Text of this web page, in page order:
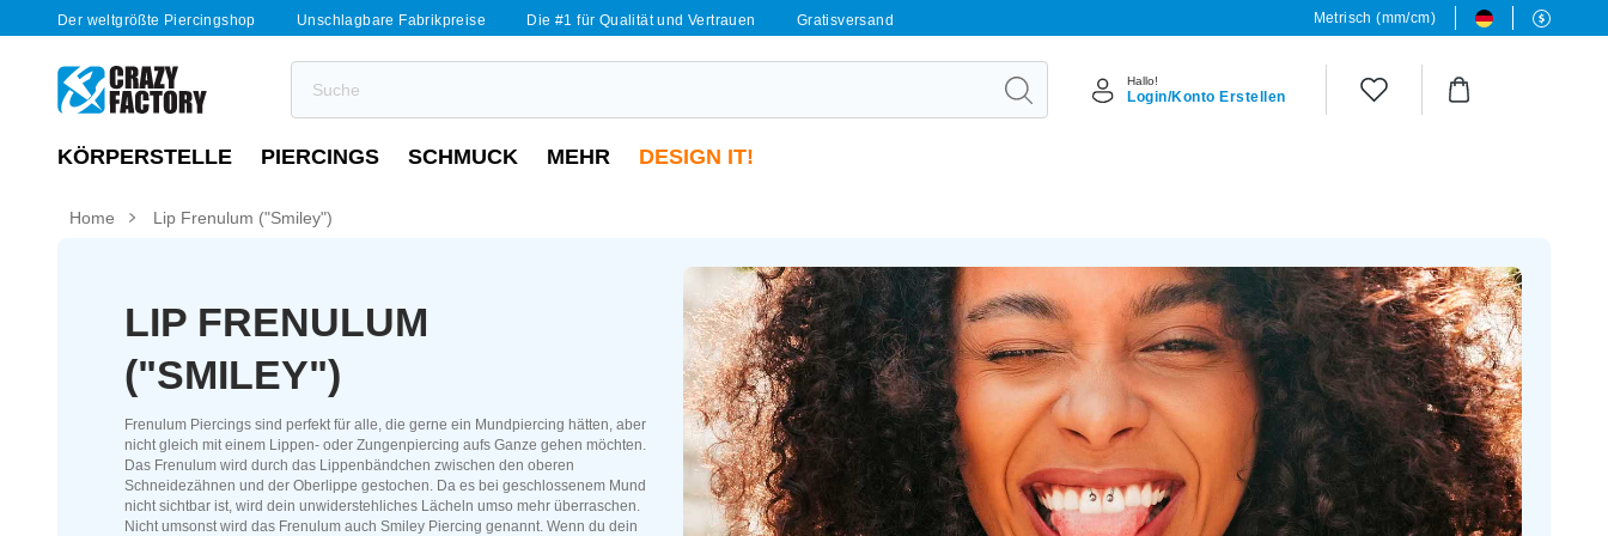
Der weltgrößte Piercingshop Unschlagbare Fabrikpreise Die #1 für Qualität und Vertrauen Gratisversand Metrisch (mm/cm)
Hallo!
Login/Konto Erstellen
KÖRPERSTELLE PIERCINGS SCHMUCK MEHR DESIGN IT!
Home Lip Frenulum ("Smiley")
LIP FRENULUM
("SMILEY")
Frenulum Piercings sind perfekt für alle, die gerne ein Mundpiercing hätten, aber
nicht gleich mit einem Lippen- oder Zungenpiercing aufs Ganze gehen möchten.
Das Frenulum wird durch das Lippenbändchen zwischen den oberen
Schneidezähnen und der Oberlippe gestochen. Da es bei geschlossenem Mund
nicht sichtbar ist, wird dein unwiderstehliches Lächeln umso mehr überraschen.
Nicht umsonst wird das Frenulum auch Smiley Piercing genannt. Wenn du dein